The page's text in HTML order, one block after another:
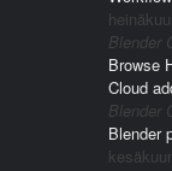
Blender
Browse
Cloud
Blender
Blender